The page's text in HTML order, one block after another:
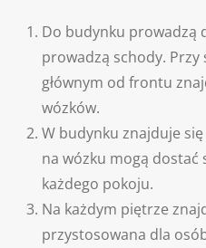
Do budynku prowadzą
prowadzą schody.
głównym od frontu
wózków.
W budynku znajduje
na wózku mogą dostać
każdego pokoju.
Na każdym piętrze
przystosowana dla